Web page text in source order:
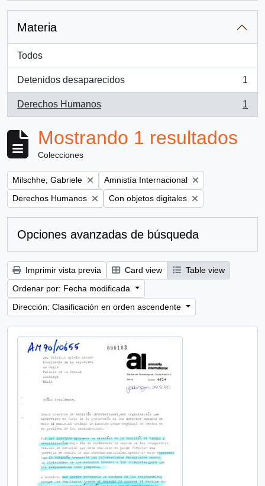
Materia
Todos
Detenidos desaparecidos
, 1 resultados
1
Derechos Humanos
, 1 resultados
1
Mostrando 1 resultados
Colecciones
Remove filter:
Milschhe, Gabriele Remove filter:
Amnistía Internacional
Remove filter:
Derechos Humanos Remove filter:
Con objetos digitales
Opciones avanzadas de búsqueda
Imprimir vista previa Card view
Table view
Ordenar por: Fecha modificada
Dirección: Clasificación en orden ascendente